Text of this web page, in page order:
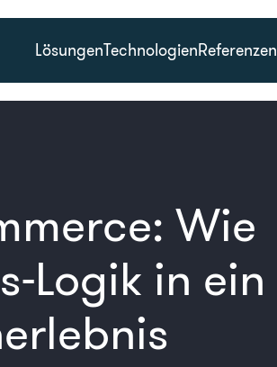
LösungenTechnologienReferenzen
Wie
Logik in ein